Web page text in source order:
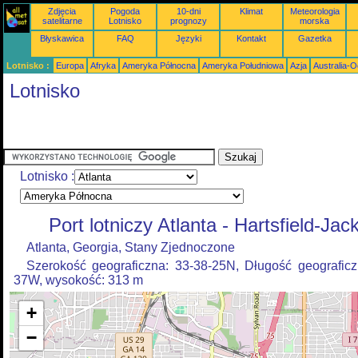
Zdjęcia
satelitarne
Pogoda
Lotnisko
10-dni
prognozy
Klimat
Meteorologia
morska
Błyskawica
FAQ Języki Kontakt Gazetka
Lotnisko : Europa Afryka Ameryka Północna Ameryka Południowa Azja Australia-
Lotnisko
Lotnisko :
Port lotniczy Atlanta - Hartsfield-
Atlanta, Georgia, Stany Zjednoczone
Szerokość geograficzna: 33-38-25N, Długość
37W, wysokość: 313 m
+
−